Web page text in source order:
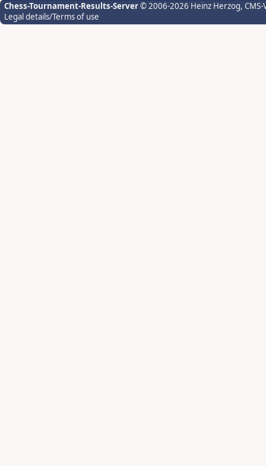
Chess-Tournament-Results-Server© 2006-2026 Heinz Herzog,
Legal details/Terms of use